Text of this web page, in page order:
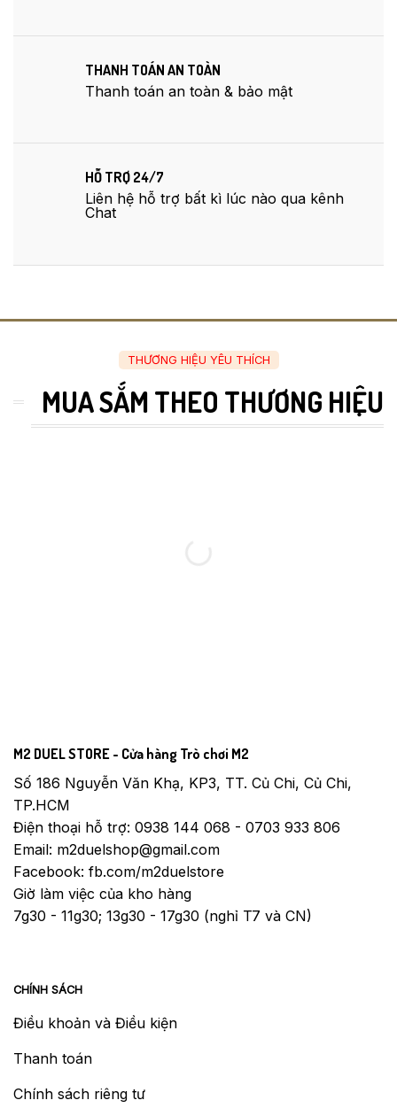
THANH TOÁN AN TOÀN
Thanh toán an toàn & bảo mật
HỖ TRỢ 24/7
Liên hệ hỗ trợ bất kì lúc nào qua kênh
Chat
THƯƠNG HIỆU YÊU THÍCH
MUA SẮM THEO THƯƠNG HIỆU
M2 DUEL STORE - Cửa hàng Trò chơi M2
Số 186 Nguyễn Văn Khạ, KP3, TT. Củ Chi, Củ Chi,
TP.HCM
Điện thoại hỗ trợ: 0938 144 068 - 0703 933 806
Email: m2duelshop@gmail.com
Facebook: fb.com/m2duelstore
Giờ làm việc của kho hàng
7g30 - 11g30; 13g30 - 17g30 (nghỉ T7 và CN)
CHÍNH SÁCH
Điều khoản và Điều kiện
Thanh toán
Chính sách riêng tư